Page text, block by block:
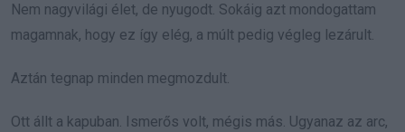
Nem nagyvilági élet, de nyugodt. Sokáig azt mondogattam
magamnak, hogy ez így elég, a múlt pedig végleg lezárult.
Aztán tegnap minden megmozdult.
Ott állt a kapuban. Ismerős volt, mégis más. Ugyanaz az arc,